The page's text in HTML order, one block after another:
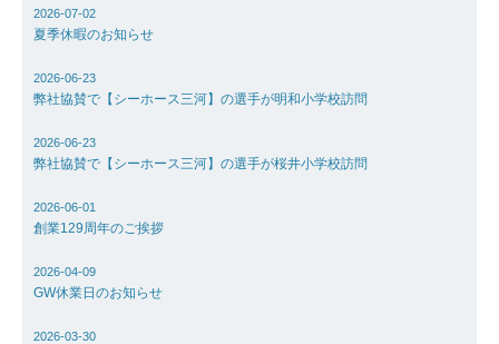
2026-07-02
夏季休暇のお知らせ
2026-06-23
弊社協賛で【シーホース三河】の選手が明和小学校訪問
2026-06-23
弊社協賛で【シーホース三河】の選手が桜井小学校訪問
2026-06-01
創業129周年のご挨拶
2026-04-09
GW休業日のお知らせ
2026-03-30